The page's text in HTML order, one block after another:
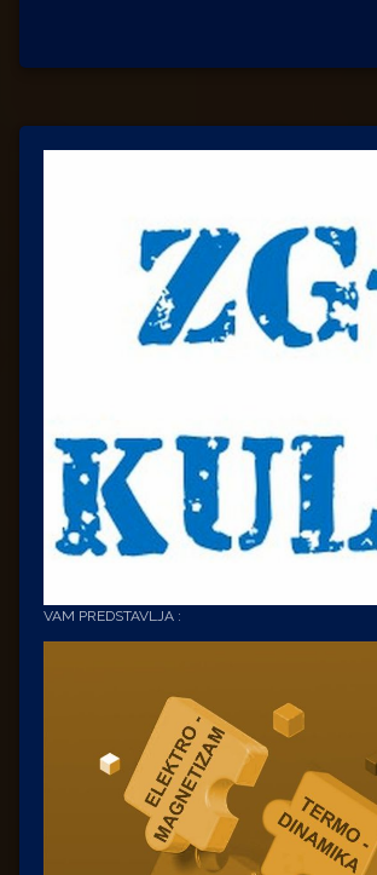
VAM PREDSTAVLJA :